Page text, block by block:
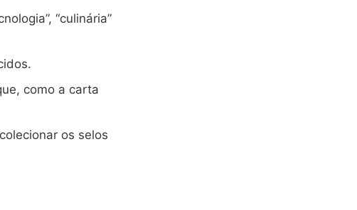
“culinária”
como a carta
os selos